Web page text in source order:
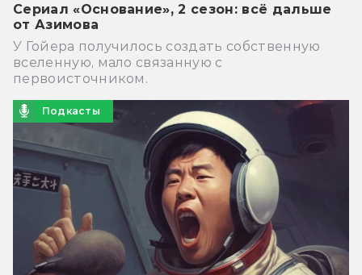
Сериал «Основание», 2 сезон: всё дальше
от Азимова
У Гойера получилось создать собственную
вселенную, мало связанную с
первоисточником.
Подкасты